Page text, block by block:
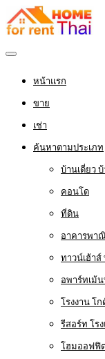
หน้าแรก
ขาย
เช่า
ค้นหาตามประเภท
บ้านเดี่ยว
คอนโด
ที่ดิน
อาคารพา
ทาวน์เฮ้า
อพาร์ทเม้
โรงงาน โ
รีสอร์ท โร
โฮมออฟฟิ